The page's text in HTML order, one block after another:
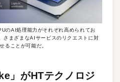
のAI処理能力がそれぞれ高められてお
さまざまなAIサービスのリクエストに対
ることが可能だ。
」がHTテクノロジ